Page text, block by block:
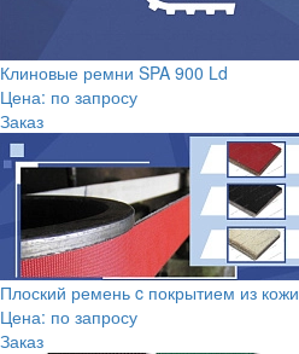
Клиновые ремни SPA 900 Ld
Цена: по запросу
Заказ
Плоский ремень c покрытием из кожи
Цена: по запросу
Заказ